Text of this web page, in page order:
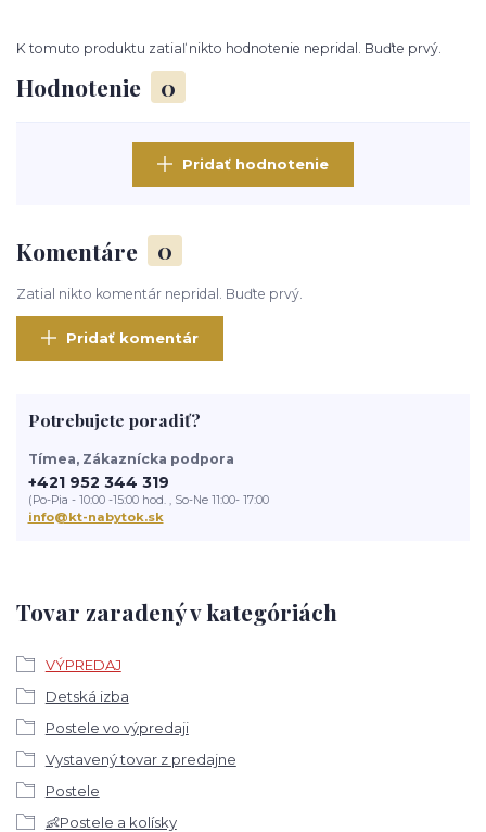
Hodnotenie 0
K tomuto produktu zatiaľ nikto hodnotenie nepridal. Buďte prvý.
Pridať hodnotenie
Komentáre 0
Zatial nikto komentár nepridal. Buďte prvý.
Pridať komentár
Tovar zaradený v kategóriách
VÝPREDAJ
Detská izba
Postele vo výpredaji
Vystavený tovar z predajne
Postele
👶Postele a kolísky
Potrebujete poradiť?
Tímea, Zákaznícka podpora
+421 952 344 319
(Po-Pia - 10:00 -15:00 hod. , So-Ne 11:00- 17:00
info@kt-nabytok.sk